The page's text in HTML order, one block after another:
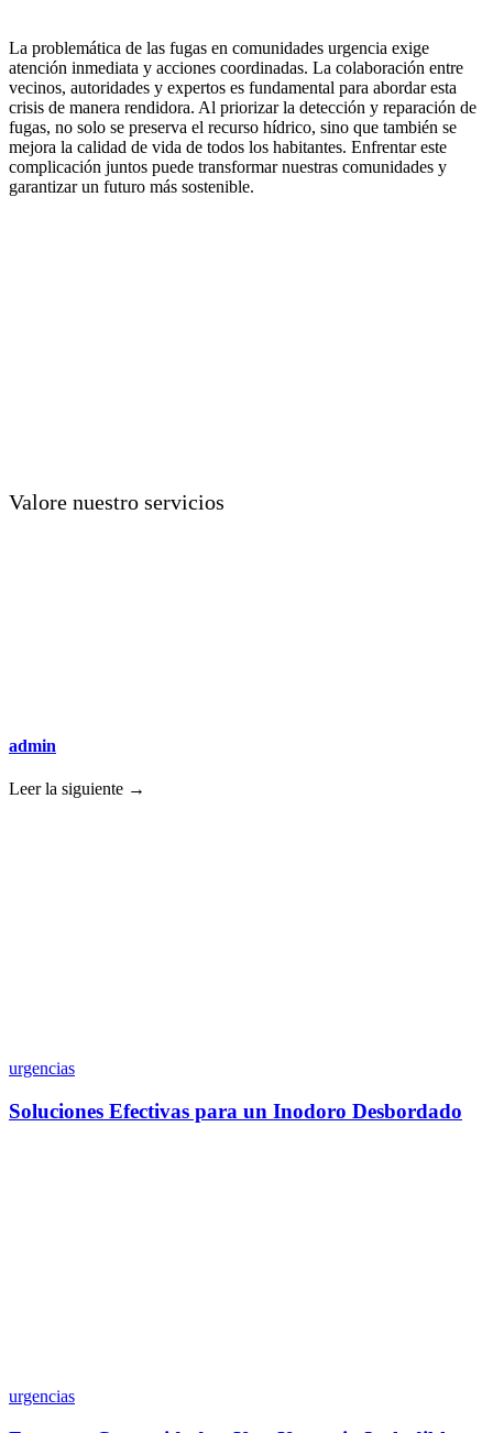
La problemática de las fugas en comunidades urgencia exige
atención inmediata y acciones coordinadas. La colaboración entre
vecinos, autoridades y expertos es fundamental para abordar esta
crisis de manera rendidora. Al priorizar la detección y reparación de
fugas, no solo se preserva el recurso hídrico, sino que también se
mejora la calidad de vida de todos los habitantes. Enfrentar este
complicación juntos puede transformar nuestras comunidades y
garantizar un futuro más sostenible.
Valore nuestro servicios
admin
Leer la siguiente →
urgencias
Soluciones Efectivas para un Inodoro Desbordado
urgencias